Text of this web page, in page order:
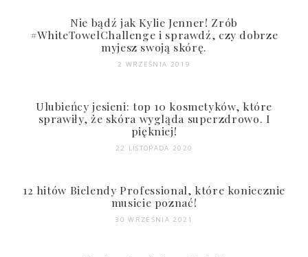
Nie bądź jak Kylie Jenner! Zrób
#WhiteTowelChallenge i sprawdź, czy dobrze
myjesz swoją skórę.
2 WRZEŚNIA 2019
Ulubieńcy jesieni: top 10 kosmetyków, które
sprawiły, że skóra wygląda superzdrowo. I
piękniej!
22 LISTOPADA 2020
12 hitów Bielendy Professional, które koniecznie
musicie poznać!
30 WRZEŚNIA 2021